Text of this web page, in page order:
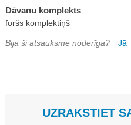
Dāvanu komplekts
foršs komplektiņš
Bija ši atsauksme noderīga? Jā
UZRAKSTIET